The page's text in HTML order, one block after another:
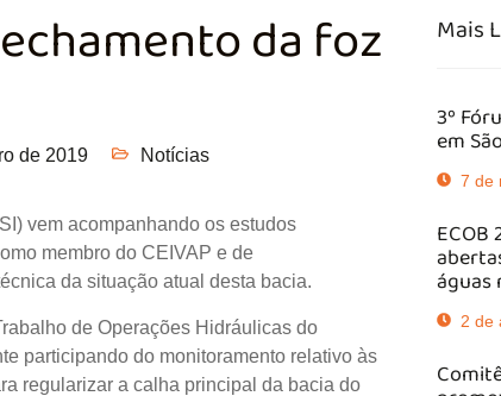
da foz
de 2019 Notícias
vem acompanhando os estudos
membro do CEIVAP e de
da situação atual desta bacia.
de Operações Hidráulicas do
participando do monitoramento relativo às
regularizar a calha principal da bacia do
Mais
3º
em
7 de
águas
2 de